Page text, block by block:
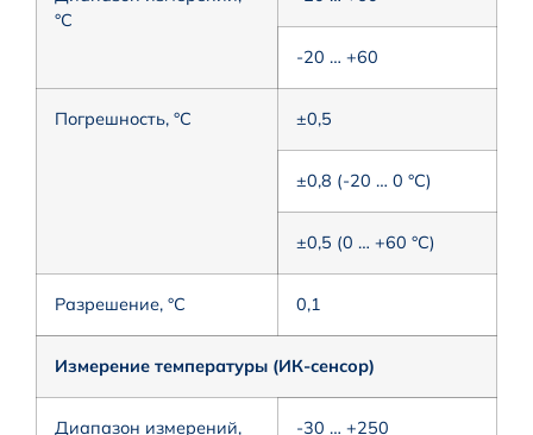
°C
-20 … +60
Погрешность, °C ±0,5
±0,8 (-20 … 0 °C)
±0,5 (0 … +60 °C)
Разрешение, °C 0,1
Измерение температуры (ИК-сенсор)
Диапазон измерений,
-30 … +250